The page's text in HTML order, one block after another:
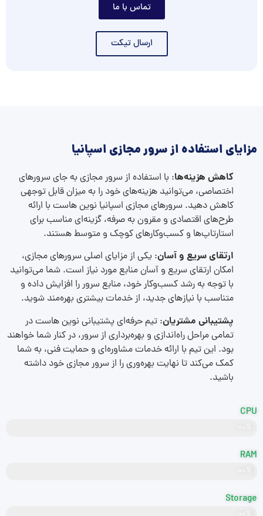
تماس با ما
ارسال تیکت
مزایای استفاده از سرور مجازی اسپانیا
کاهش هزینه‌ها: با استفاده از سرور مجازی به جای سرورهای
اختصاصی، می‌توانید هزینه‌های خود را به میزان قابل توجهی
کاهش دهید. سرورهای مجازی اسپانیا نوین هاست با ارائه
طرح‌های اقتصادی و مقرون به صرفه، گزینه‌ای مناسب برای
استارتاپ‌ها و کسب‌وکارهای کوچک و متوسط هستند.
ارتقای سریع و آسان: یکی از مزایای اصلی سرورهای مجازی،
امکان ارتقای سریع و آسان منابع مورد نیاز است. شما می‌توانید
با توجه به رشد کسب‌وکار خود، منابع سرور را افزایش داده و
متناسب با نیازهای جدید، از خدمات بیشتری بهره‌مند شوید.
پشتیبانی مشتریان: تیم حرفه‌ای پشتیبانی نوین هاست در
تمامی مراحل راه‌اندازی و بهره‌برداری از سرور، در کنار شما خواهند
بود. این تیم با ارائه خدمات مشاوره‌ای و حمایت فنی، به شما
کمک می‌کند تا نهایت بهره‌وری را از سرور مجازی خود داشته
باشید.
CPU
RAM
Storage